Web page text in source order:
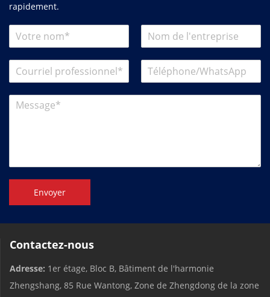
rapidement.
Envoyer
Contactez-nous
Adresse: 1er étage, Bloc B, Bâtiment de l'harmonie
Zhengshang, 85 Rue Wantong, Zone de Zhengdong de la zone